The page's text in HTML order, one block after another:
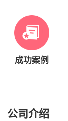
成功案例
公司介绍